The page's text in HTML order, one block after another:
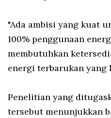
"Ada ambisi yang kuat
100% penggunaan
membutuhkan
energi terbarukan yang
Penelitian yang
tersebut menunjukkan